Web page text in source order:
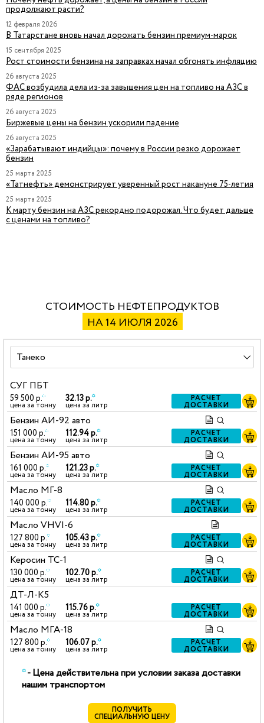
продолжают расти?
12 февраля 2026
В Татарстане вновь начал дорожать бензин премиум-марок
15 сентября 2025
Рост стоимости бензина на заправках начал обгонять инфляцию
26 августа 2025
ФАС возбудила дела из-за завышения цен на топливо на АЗС в
ряде регионов
26 августа 2025
Биржевые цены на бензин ускорили падение
26 августа 2025
«Зарабатывают индийцы»: почему в России резко дорожает
бензин
25 марта 2025
«Татнефть» демонстрирует уверенный рост накануне 75-летия
25 марта 2025
К марту бензин на АЗС рекордно подорожал. Что будет дальше
с ценами на топливо?
СТОИМОСТЬ НЕФТЕПРОДУКТОВ
НА 14 ИЮЛЯ 2026
СУГ ПБТ
59 500 р.*
цена за тонну
32.13 р.*
цена за литр
РАСЧЕТ
ДОСТАВКИ
Бензин АИ-92 авто
151 000 р.*
цена за тонну
112.94 р.*
цена за литр
РАСЧЕТ
ДОСТАВКИ
Бензин АИ-95 авто
161 000 р.*
цена за тонну
121.23 р.*
цена за литр
РАСЧЕТ
ДОСТАВКИ
Масло МГ-8
140 000 р.*
цена за тонну
114.80 р.*
цена за литр
РАСЧЕТ
ДОСТАВКИ
Масло VHVI-6
127 800 р.*
цена за тонну
105.43 р.*
цена за литр
РАСЧЕТ
ДОСТАВКИ
Керосин ТС-1
130 000 р.*
цена за тонну
102.70 р.*
цена за литр
РАСЧЕТ
ДОСТАВКИ
ДТ-Л-К5
141 000 р.*
цена за тонну
115.76 р.*
цена за литр
РАСЧЕТ
ДОСТАВКИ
Масло МГА-18
127 800 р.*
цена за тонну
106.07 р.*
цена за литр
РАСЧЕТ
ДОСТАВКИ
*- Цена действительна при условии заказа доставки
нашим транспортом
ПОЛУЧИТЬ
СПЕЦИАЛЬНУЮ ЦЕНУ